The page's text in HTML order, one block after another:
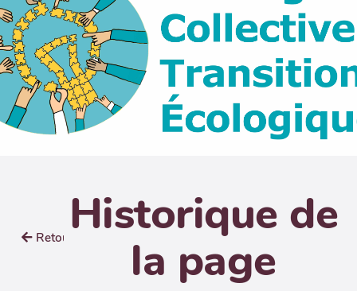
Retour Historique de
la page